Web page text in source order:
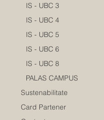
IS - UBC 3
IS - UBC 4
IS - UBC 5
IS - UBC 6
IS - UBC 8
PALAS CAMPUS
Sustenabilitate
Card Partener